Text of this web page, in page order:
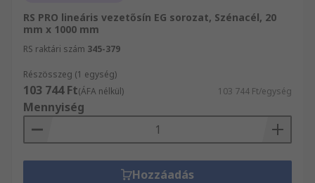
RS PRO lineáris vezetősín EG sorozat, Szénacél, 20
mm x 1000 mm
RS raktári szám 345-379
Részösszeg (1 egység)
103 744 Ft(ÁFA nélkül) 103 744 Ft/egység
Mennyiség
Hozzáadás